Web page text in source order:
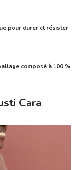
pour durer et résister
composé à 100 %
Cara